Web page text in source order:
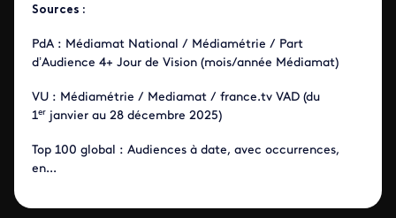
Sources :
PdA : Médiamat National / Médiamétrie / Part
d’Audience 4+ Jour de Vision (mois/année Médiamat)
VU : Médiamétrie / Mediamat / france.tv VAD (du
1er janvier au 28 décembre 2025)
Top 100 global : Audiences à date, avec occurrences,
en...